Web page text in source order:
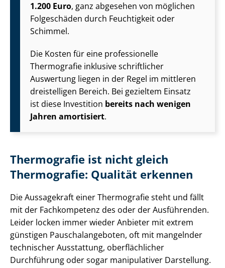
1.200 Euro, ganz abgesehen von möglichen
Folgeschäden durch Feuchtigkeit oder
Schimmel.
Die Kosten für eine professionelle
Thermografie inklusive schriftlicher
Auswertung liegen in der Regel im mittleren
dreistelligen Bereich. Bei gezieltem Einsatz
ist diese Investition bereits nach wenigen
Jahren amortisiert.
Thermografie ist nicht gleich
Thermografie: Qualität erkennen
Die Aussagekraft einer Thermografie steht und fällt
mit der Fachkompetenz des oder der Ausführenden.
Leider locken immer wieder Anbieter mit extrem
günstigen Pau­schal­an­ge­bo­ten, oft mit mangelnder
technischer Ausstattung, oberflächlicher
Durchführung oder sogar manipulativer Darstellung.